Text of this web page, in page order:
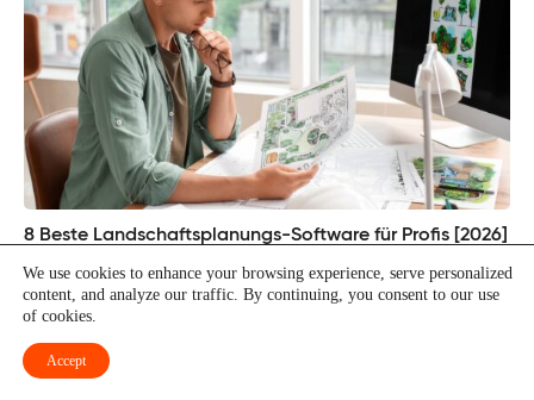
8 Beste Landschaftsplanungs-Software für Profis [2026]
We use cookies to enhance your browsing experience, serve personalized
content, and analyze our traffic. By continuing, you consent to our use
of cookies.
Accept